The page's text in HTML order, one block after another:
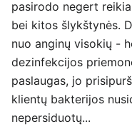
pasirodo negert
bei kitos šlykštynės.
nuo anginų visokių -
dezinfekcijos
paslaugas, jo
klientų bakterijos
nepersiduotų...